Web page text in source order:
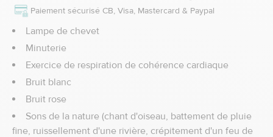
Paiement sécurisé CB, Visa, Mastercard & Paypal
Lampe de chevet
Minuterie
Exercice de respiration de cohérence cardiaque
Bruit blanc
Bruit rose
Sons de la nature (chant d'oiseau, battement de pluie
fine, ruissellement d'une rivière, crépitement d'un feu de